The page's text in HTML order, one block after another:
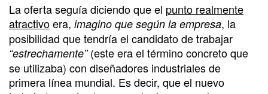
La oferta seguía diciendo que el punto realmente
atractivoera, imagino que según la empresa, la
posibilidad que tendría el candidato de trabajar
“estrechamente”(este era el término concreto que
se utilizaba) con diseñadores industriales de
primera línea mundial. Es decir, que el nuevo